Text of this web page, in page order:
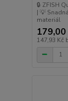
🔒 ZFISH
| 💡
materiál
179,00
147,93 Kč